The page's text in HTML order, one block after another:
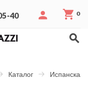
40 0
Каталог Испанская